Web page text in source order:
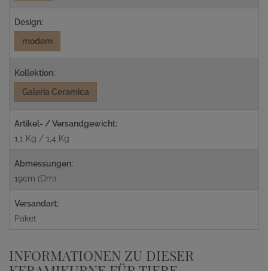
Design:
modern
Kollektion:
Galeria Ceramica
Artikel- / Versandgewicht:
1,1 Kg / 1,4 Kg
Abmessungen:
19cm (Dm)
Versandart:
Paket
INFORMATIONEN ZU DIESER